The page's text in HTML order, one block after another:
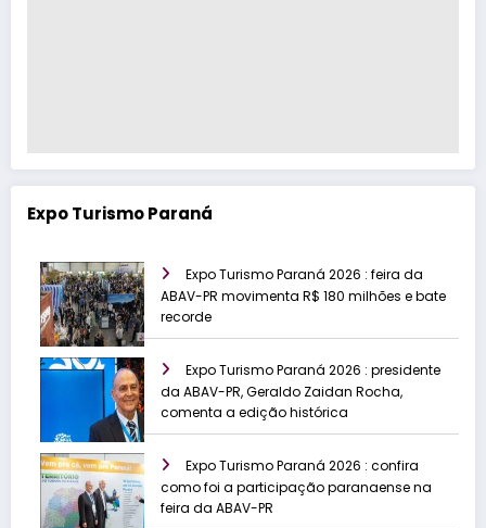
Expo Turismo Paraná
Expo Turismo Paraná 2026 : feira da
ABAV-PR movimenta R$ 180 milhões e bate
recorde
Expo Turismo Paraná 2026 : presidente
da ABAV-PR, Geraldo Zaidan Rocha,
comenta a edição histórica
Expo Turismo Paraná 2026 : confira
como foi a participação paranaense na
feira da ABAV-PR